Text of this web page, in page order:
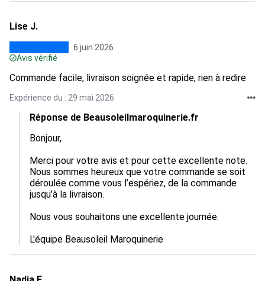
Lise J.
6 juin 2026
Avis vérifié
Commande facile, livraison soignée et rapide, rien à redire
Expérience du : 29 mai 2026
Réponse de Beausoleilmaroquinerie.fr
Bonjour,
Merci pour votre avis et pour cette excellente note.
Nous sommes heureux que votre commande se soit
déroulée comme vous l’espériez, de la commande
jusqu’à la livraison.
Nous vous souhaitons une excellente journée.
L'équipe Beausoleil Maroquinerie